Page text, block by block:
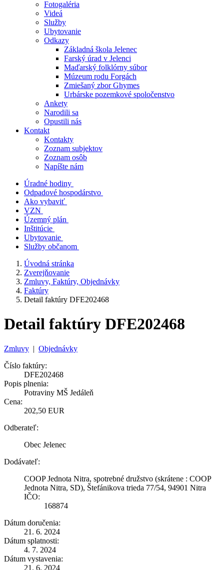
Fotogaléria
Videá
Služby
Ubytovanie
Odkazy
Základná škola Jelenec
Farský úrad v Jelenci
Maďarský folklórny súbor
Múzeum rodu Forgách
Zmiešaný zbor Ghymes
Urbárske pozemkové spoločenstvo
Ankety
Narodili sa
Opustili nás
Kontakt
Kontakty
Zoznam subjektov
Zoznam osôb
Napíšte nám
Úradné hodiny
Odpadové hospodárstvo
Ako vybaviť
VZN
Územný plán
Inštitúcie
Ubytovanie
Služby občanom
Úvodná stránka
Zverejňovanie
Zmluvy, Faktúry, Objednávky
Faktúry
Detail faktúry DFE202468
Detail faktúry DFE202468
Zmluvy | Objednávky
Číslo faktúry:
DFE202468
Popis plnenia:
Potraviny MŠ Jedáleň
Cena:
202,50 EUR
Odberateľ:
Obec Jelenec
Dodávateľ:
COOP Jednota Nitra, spotrebné družstvo (skrátene : COOP
Jednota Nitra, SD), Štefánikova trieda 77/54, 94901 Nitra
IČO:
168874
Dátum doručenia:
21. 6. 2024
Dátum splatnosti:
4. 7. 2024
Dátum vystavenia:
21. 6. 2024